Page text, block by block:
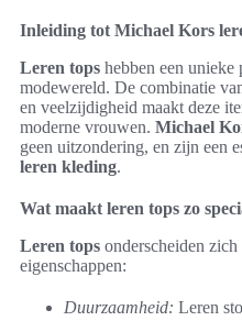
Inleiding tot Michael Kors
Leren tops hebben een unieke
modewereld. De combinatie
en veelzijdigheid maakt deze
moderne vrouwen. Michael
geen uitzondering, en zijn een
leren kleding.
Wat maakt leren tops zo
Leren tops onderscheiden
eigenschappen:
Duurzaamheid: Leren